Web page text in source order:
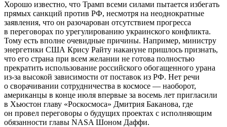
Хорошо известно, что Трамп всеми силами пытается избегать
прямых санкций против РФ, несмотря на неоднократные
заявления, что он разочарован отсутствием прогресса
в переговорах по урегулированию украинского конфликта.
Тому есть вполне очевидные причины. Например, министру
энергетики США Крису Райту накануне пришлось признать,
что его страна при всем желании не готова полностью
прекратить использование российского обогащенного урана
из-за высокой зависимости от поставок из РФ. Нет речи
о сворачивании сотрудничества в космосе — наоборот,
американцы в конце июля впервые за восемь лет пригласили
в Хьюстон главу «Роскосмоса» Дмитрия Баканова, где
он провел переговоры о будущих проектах с исполняющим
обязанности главы NASA Шоном Даффи.